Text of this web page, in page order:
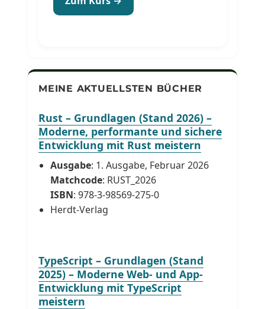
MEINE AKTUELLSTEN BÜCHER
Rust – Grundlagen (Stand 2026) –
Moderne, performante und sichere
Entwicklung mit Rust meistern
Ausgabe: 1. Ausgabe, Februar 2026
Matchcode: RUST_2026
ISBN: 978-3-98569-275-0
Herdt-Verlag
TypeScript – Grundlagen (Stand
2025) – Moderne Web- und App-
Entwicklung mit TypeScript
meistern